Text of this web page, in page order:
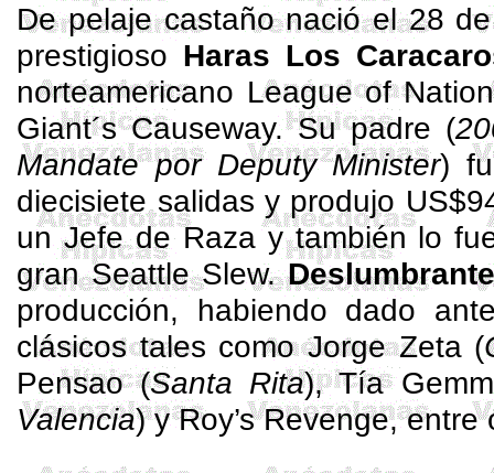
De pelaje castaño nació el 28
prestigioso Haras Los
norteamericano League of
Giant´s Causeway. Su padre (
Mandate por Deputy Minister)
diecisiete salidas y produjo
un Jefe de Raza y también lo
gran SeattleSlew.Deslumbrante
producción, habiendo dado
clásicos tales como Jorge Zeta (
Pensao(Santa Rita), Tía
Valencia) yRoy’s Revenge, entre